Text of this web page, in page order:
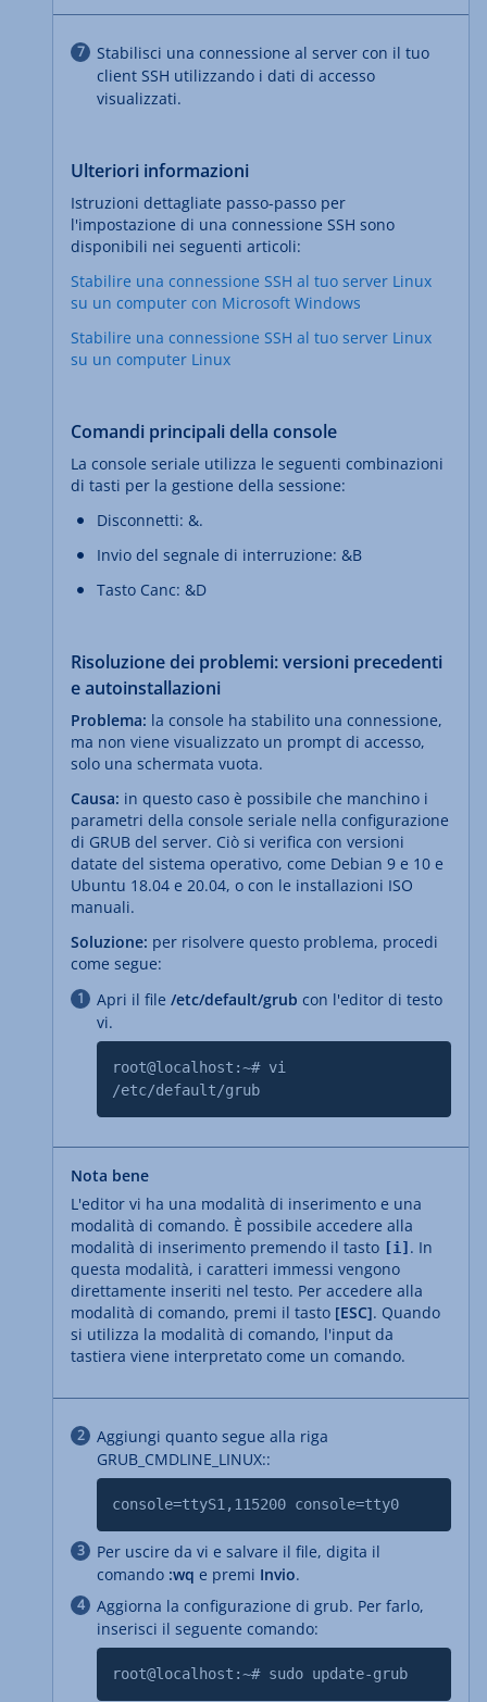
Stabilisci una connessione al server con il tuo
client SSH utilizzando i dati di accesso
visualizzati.
Ulteriori informazioni
Istruzioni dettagliate passo-passo per
l'impostazione di una connessione SSH sono
disponibili nei seguenti articoli:
Stabilire una connessione SSH al tuo server Linux
su un computer con Microsoft Windows
Stabilire una connessione SSH al tuo server Linux
su un computer Linux
Comandi principali della console
La console seriale utilizza le seguenti combinazioni
di tasti per la gestione della sessione:
Disconnetti: &.
Invio del segnale di interruzione: &B
Tasto Canc: &D
Risoluzione dei problemi: versioni precedenti
e autoinstallazioni
Problema: la console ha stabilito una connessione,
ma non viene visualizzato un prompt di accesso,
solo una schermata vuota.
Causa: in questo caso è possibile che manchino i
parametri della console seriale nella configurazione
di GRUB del server. Ciò si verifica con versioni
datate del sistema operativo, come Debian 9 e 10 e
Ubuntu 18.04 e 20.04, o con le installazioni ISO
manuali.
Soluzione: per risolvere questo problema, procedi
come segue:
Apri il file /etc/default/grub con l'editor di testo
vi.
root@localhost:~# vi
/etc/default/grub
Nota bene
L'editor vi ha una modalità di inserimento e una
modalità di comando. È possibile accedere alla
modalità di inserimento premendo il tasto [i] . In
questa modalità, i caratteri immessi vengono
direttamente inseriti nel testo. Per accedere alla
modalità di comando, premi il tasto [ESC]. Quando
si utilizza la modalità di comando, l'input da
tastiera viene interpretato come un comando.
Aggiungi quanto segue alla riga
GRUB_CMDLINE_LINUX::
console=ttyS1,115200 console=tty0
Per uscire da vi e salvare il file, digita il
comando :wq e premi Invio.
Aggiorna la configurazione di grub. Per farlo,
inserisci il seguente comando:
root@localhost:~# sudo update-grub